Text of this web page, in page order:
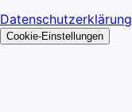
Datenschutzerklärung
Cookie-Einstellungen